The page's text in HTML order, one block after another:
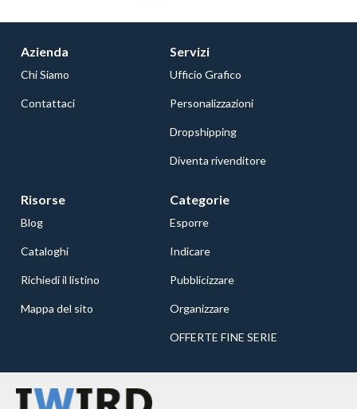
Azienda
Chi Siamo
Contattaci
Servizi
Ufficio Grafico
Personalizzazioni
Dropshipping
Diventa rivenditore
Risorse
Blog
Cataloghi
Richiedi il listino
Mappa del sito
Categorie
Esporre
Indicare
Pubblicizzare
Organizzare
OFFERTE FINE SERIE